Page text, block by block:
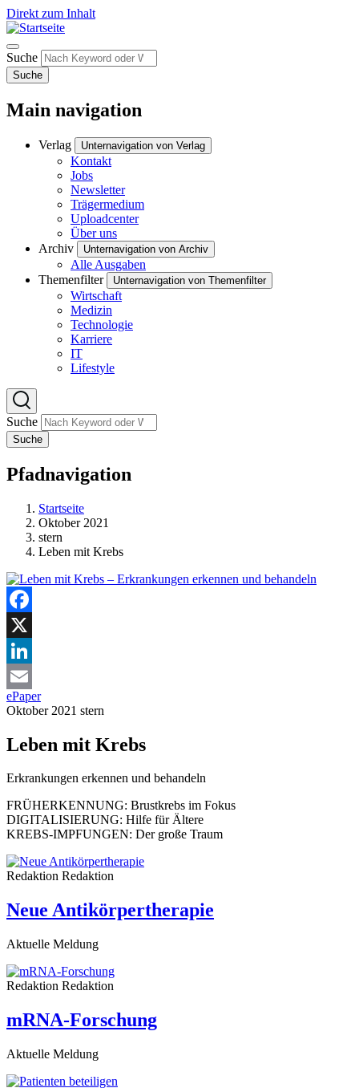
Direkt zum Inhalt
Suche
Suche
Main navigation
Verlag Unternavigation von Verlag
Kontakt
Jobs
Newsletter
Trägermedium
Uploadcenter
Über uns
Archiv
Unternavigation von Archiv
Alle Ausgaben
Themenfilter
Unternavigation von Themenfilter
Wirtschaft
Medizin
Technologie
Karriere
IT
Lifestyle
Suche
Suche
Pfadnavigation
Startseite
Oktober 2021
stern
Leben mit Krebs
Facebook
X
LinkedIn
Email
ePaper
Oktober 2021 stern
Leben mit Krebs
Erkrankungen erkennen und behandeln
FRÜHERKENNUNG: Brustkrebs im Fokus
DIGITALISIERUNG: Hilfe für Ältere
KREBS-IMPFUNGEN: Der große Traum
Redaktion Redaktion
Neue Antikörpertherapie
Aktuelle Meldung
Redaktion Redaktion
mRNA-Forschung
Aktuelle Meldung